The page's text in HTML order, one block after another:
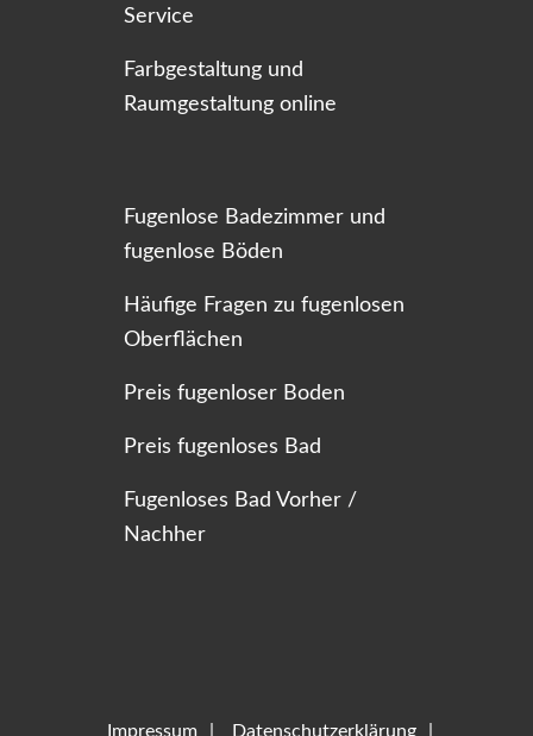
Service
Farbgestaltung und
Raumgestaltung online
Fugenlose Badezimmer und
fugenlose Böden
Häufige Fragen zu fugenlosen
Oberflächen
Preis fugenloser Boden
Preis fugenloses Bad
Fugenloses Bad Vorher /
Nachher
Impressum Datenschutzerklärung